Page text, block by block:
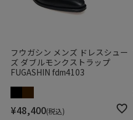
フウガシン メンズ ドレスシュー
ズ ダブルモンクストラップ
FUGASHIN fdm4103
¥48,400 税込